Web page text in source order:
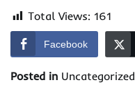
Total Views: 161
Facebook
Posted in Uncategorized